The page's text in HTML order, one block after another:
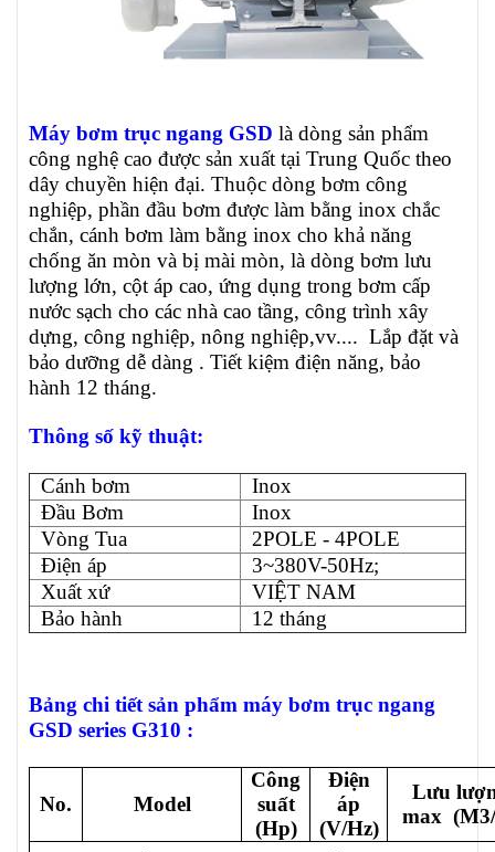
Máy bơm trục ngang GSD là dòng sản phẩm
công nghệ cao được sản xuất tại Trung Quốc theo
dây chuyền hiện đại. Thuộc dòng bơm công
nghiệp, phần đầu bơm được làm bằng inox chắc
chắn, cánh bơm làm bằng inox cho khả năng
chống ăn mòn và bị mài mòn, là dòng bơm lưu
lượng lớn, cột áp cao, ứng dụng trong bơm cấp
nước sạch cho các nhà cao tầng, công trình xây
dựng, công nghiệp, nông nghiệp,vv.... Lắp đặt và
bảo dưỡng dễ dàng . Tiết kiệm điện năng, bảo
hành 12 tháng.
Thông số kỹ thuật:
Cánh bơm
Inox
Đầu Bơm
Inox
Vòng Tua
2POLE - 4POLE
Điện áp
3~380V-50Hz;
Xuất xứ
VIỆT NAM
Bảo hành
12 tháng
Bảng chi tiết sản phẩm máy bơm trục ngang
GSD series G310 :
No. Model
Công
suất
(Hp)
Điện
áp
(V/Hz)
Lưu
max